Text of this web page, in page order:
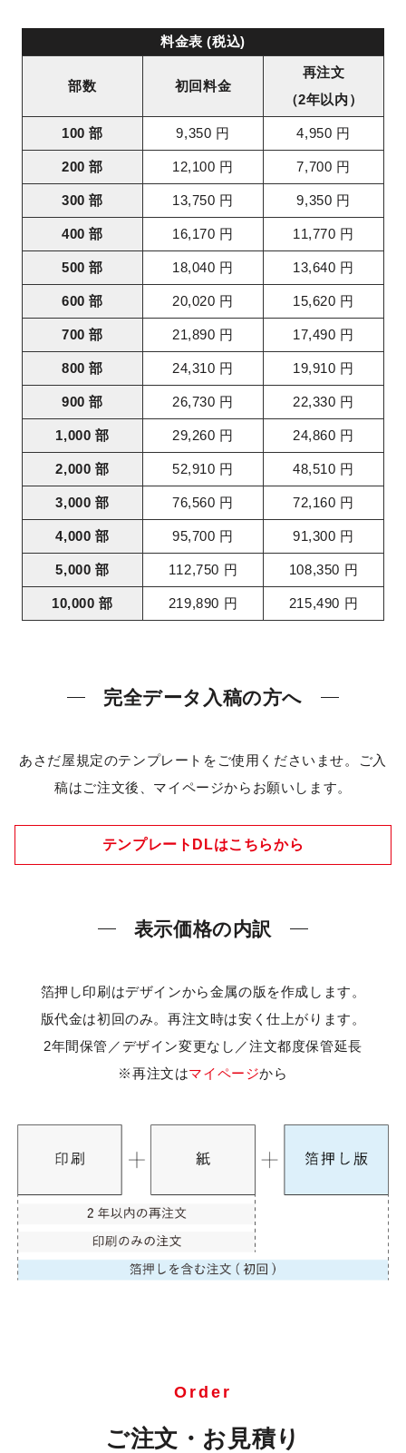
料金表 (税込)
部数 初回料金
再注文
（2年以内）
100 部 9,350 円 4,950 円
200 部 12,100 円 7,700 円
300 部 13,750 円 9,350 円
400 部 16,170 円 11,770 円
500 部 18,040 円 13,640 円
600 部 20,020 円 15,620 円
700 部 21,890 円 17,490 円
800 部 24,310 円 19,910 円
900 部 26,730 円 22,330 円
1,000 部 29,260 円 24,860 円
2,000 部 52,910 円 48,510 円
3,000 部 76,560 円 72,160 円
4,000 部 95,700 円 91,300 円
5,000 部 112,750 円 108,350 円
10,000 部 219,890 円 215,490 円
完全データ入稿の方へ
あさだ屋規定のテンプレートをご使用くださいませ。ご入
稿はご注文後、マイページからお願いします。
テンプレートDLはこちらから
表示価格の内訳
箔押し印刷はデザインから金属の版を作成します。
版代金は初回のみ。再注文時は安く仕上がります。
2年間保管／デザイン変更なし／注文都度保管延長
※再注文はマイページから
Order
ご注文・お見積り